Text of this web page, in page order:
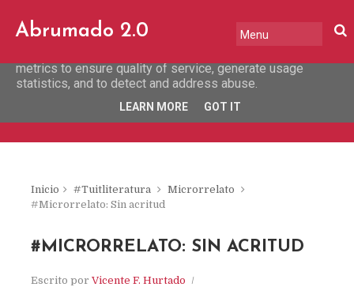
Abrumado 2.0
Inicio #Tuitliteratura
Microrrelato
#Microrrelato: Sin acritud
#MICRORRELATO: SIN ACRITUD
Escrito porVicente F. Hurtado
This site uses cookies from Google to deliver its services
and to analyze traffic. Your IP address and user-agent are
metrics to ensure quality of service, generate usage
statistics, and to detect and address abuse.
LEARN MORE GOT IT